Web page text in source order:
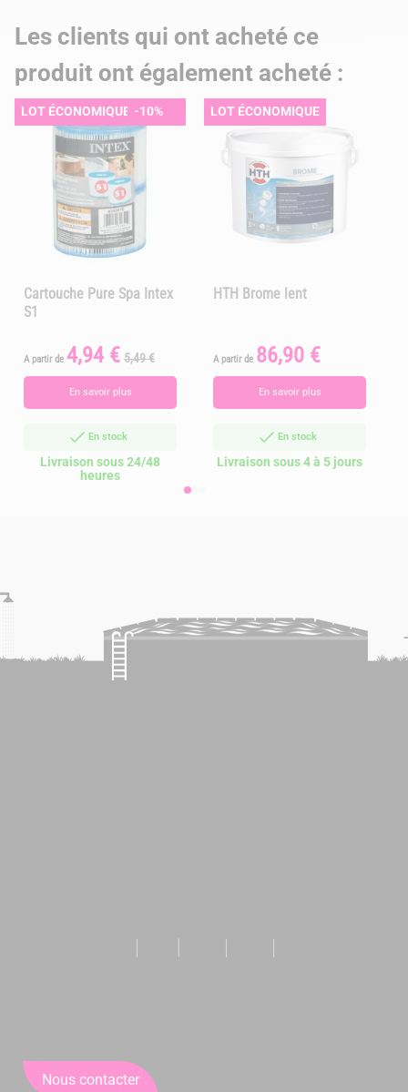
Les clients qui ont acheté ce
produit ont également acheté :
LOT ÉCONOMIQUE -10%
Cartouche Pure Spa Intex
S1
A partir de Prix
4,94 € Prix
de
base
5,49 €
En savoir plus
En stock
Livraison sous 24/48
heures
LOT ÉCONOMIQUE
HTH Brome lent
A partir de Prix
86,90 €
En savoir plus
En stock
Livraison sous 4 à 5 jours
Nous contacter